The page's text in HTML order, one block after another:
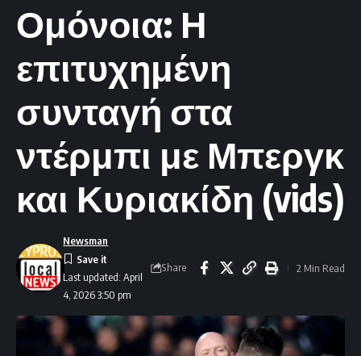
Ομόνοια: Η
επιτυχημένη
συνταγή στα
ντέρμπι με Μπεργκ
και Κυριακίδη (vids)
Last updated: April
4, 2026 3:50 pm
Newsman
Share 2 Min Read